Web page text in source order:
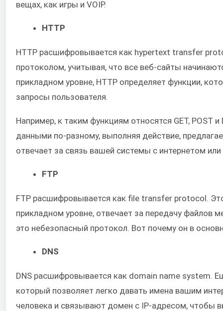
вещах, как игры и VOIP.
HTTP
HTTP расшифровывается как hypertext transfer
протоколом, учитывая, что все веб-сайты
прикладном уровне, HTTP определяет функции,
запросы пользователя.
Например, к таким функциям относятся GET, POST
данными по-разному, выполняя действие,
отвечает за связь вашей системы с интернетом или
FTP
FTP расшифровывается как file transfer protocol.
прикладном уровне, отвечает за передачу файлов
это небезопасный протокол. Вот почему он в
DNS
DNS расшифровывается как domain name system.
который позволяет легко давать имена вашим
человека и связывают домен с IP-адресом, чтобы